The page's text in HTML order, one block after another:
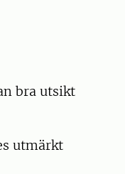
bra utsikt
utmärkt